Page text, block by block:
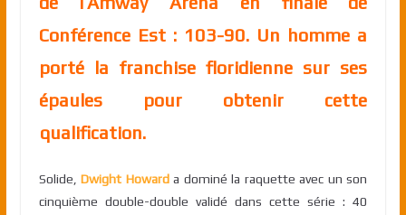
Conférence Est : 103-90. Un homme a
porté la franchise floridienne sur ses
épaules pour obtenir cette
qualification.
Solide,Dwight Howard a dominé la raquette avec un son
cinquième double-double validé dans cette série : 40